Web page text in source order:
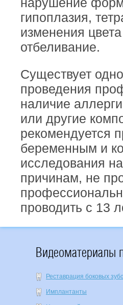
нарушение
гипоплазия,
изменения
отбеливание.
Существует
проведения
наличие
или другие
рекомендуется
беременным и
исследования
причинам, не
проводить с 13
Видеоматериалы
Реставрация боковых
Имплантанты